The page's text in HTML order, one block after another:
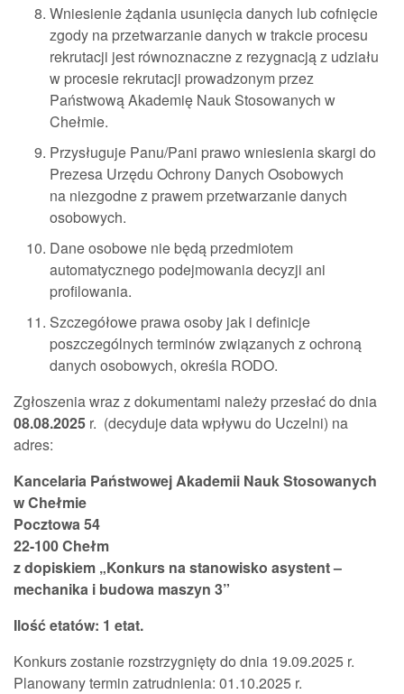
Wniesienie żądania usunięcia danych lub cofnięcie
zgody na przetwarzanie danych w trakcie procesu
rekrutacji jest równoznaczne z rezygnacją z udziału
w procesie rekrutacji prowadzonym przez
Państwową Akademię Nauk Stosowanych w
Chełmie.
Przysługuje Panu/Pani prawo wniesienia skargi do
Prezesa Urzędu Ochrony Danych Osobowych
na niezgodne z prawem przetwarzanie danych
osobowych.
Dane osobowe nie będą przedmiotem
automatycznego podejmowania decyzji ani
profilowania.
Szczegółowe prawa osoby jak i definicje
poszczególnych terminów związanych z ochroną
danych osobowych, określa RODO.
Zgłoszenia wraz z dokumentami należy przesłać do dnia
08.08.2025 r. (decyduje data wpływu do Uczelni) na
adres:
Kancelaria Państwowej Akademii Nauk Stosowanych
w Chełmie
Pocztowa 54
22-100 Chełm
z dopiskiem „Konkurs na stanowisko asystent –
mechanika i budowa maszyn 3”
Ilość etatów: 1 etat.
Konkurs zostanie rozstrzygnięty do dnia 19.09.2025 r.
Planowany termin zatrudnienia: 01.10.2025 r.